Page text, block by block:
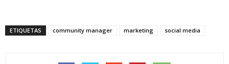
ETIQUETAS community manager marketing social media